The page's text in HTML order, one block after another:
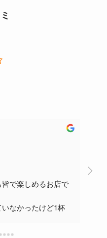
で楽しめるお店で
なかったけど1杯
込みOK。
高